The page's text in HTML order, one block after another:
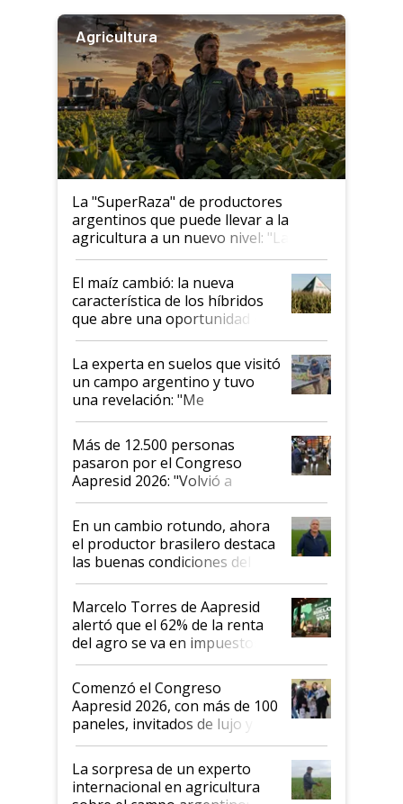
Agricultura
La "SuperRaza" de productores
argentinos que puede llevar a la
agricultura a un nuevo nivel: "Las
posibilidades de crecimiento son
infinitas"
El maíz cambió: la nueva
característica de los híbridos
que abre una oportunidad en
el lote
La experta en suelos que visitó
un campo argentino y tuvo
una revelación: "Me
impresionó mucho"
Más de 12.500 personas
pasaron por el Congreso
Aapresid 2026: "Volvió a
demostrar que hablar del
suelo es hablar de todo el
sistema productivo"
En un cambio rotundo, ahora
el productor brasilero destaca
las buenas condiciones del
agro argentino para invertir:
"Los veo más motivados"
Marcelo Torres de Aapresid
alertó que el 62% de la renta
del agro se va en impuestos:
"No es bueno que en
Argentina se sigan discutiendo
las mismas cosas de hace 50
años"
Comenzó el Congreso
Aapresid 2026, con más de 100
paneles, invitados de lujo y
todas las tendencias
La sorpresa de un experto
internacional en agricultura